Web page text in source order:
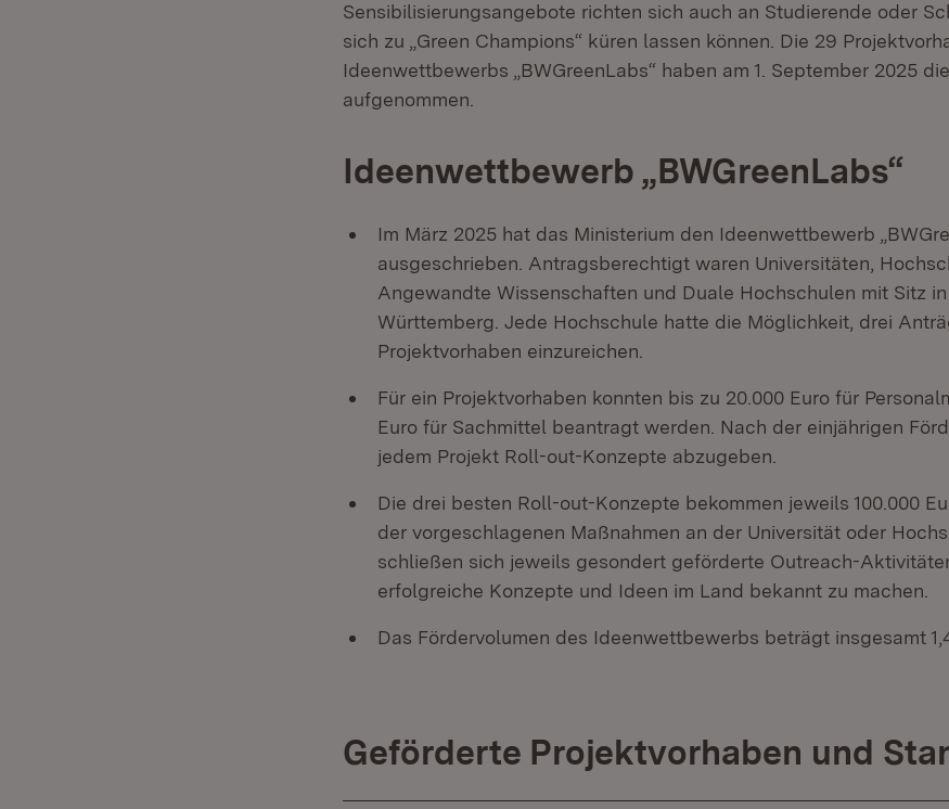
Sensibilisierungsangebote richten sich auch an Studierende oder
sich zu „Green Champions“ küren lassen können. Die 29
Ideenwettbewerbs „BWGreenLabs“ haben am 1. September 2025
aufgenommen.
Ideenwettbewerb „BWGreenLabs“
Im März 2025 hat das Ministerium den Ideenwettbewerb
ausgeschrieben. Antragsberechtigt waren Universitäten,
Angewandte Wissenschaften und Duale Hochschulen mit Sitz
Württemberg. Jede Hochschule hatte die Möglichkeit, drei
Projektvorhaben einzureichen.
Für ein Projektvorhaben konnten bis zu 20.000 Euro für
Euro für Sachmittel beantragt werden. Nach der einjährigen
jedem Projekt Roll-out-Konzepte abzugeben.
Die drei besten Roll-out-Konzepte bekommen jeweils 100.000
der vorgeschlagenen Maßnahmen an der Universität oder
schließen sich jeweils gesondert geförderte Outreach-
erfolgreiche Konzepte und Ideen im Land bekannt zu machen.
Das Fördervolumen des Ideenwettbewerbs beträgt insgesamt
Geförderte Projektvorhaben und